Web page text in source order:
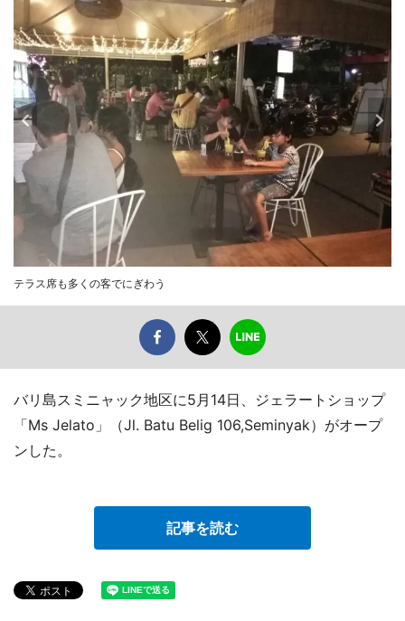
テラス席も多くの客でにぎわう
バリ島スミニャック地区に5月14日、ジェラートショップ
「Ms Jelato」（Jl. Batu Belig 106,Seminyak）がオープ
ンした。
記事を読む